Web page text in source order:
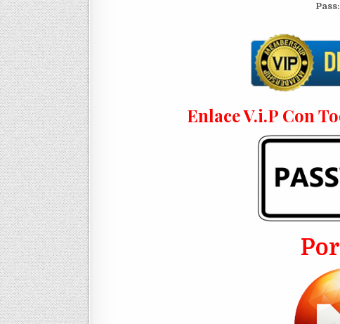
Enlace V.i.P Con